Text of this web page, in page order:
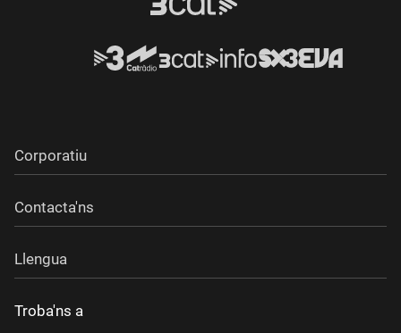
Corporatiu
Contacta'ns
Llengua
Troba'ns a